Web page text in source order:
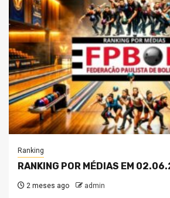
Ranking
RANKING POR MÉDIAS EM
2 meses ago admin